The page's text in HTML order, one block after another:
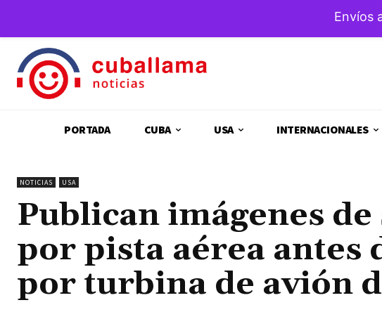
PORTADA CUBA USA INTERNACIONALES
NOTICIAS USA
Publican imágenes
por pista aérea antes
por turbina de avión
Envíos